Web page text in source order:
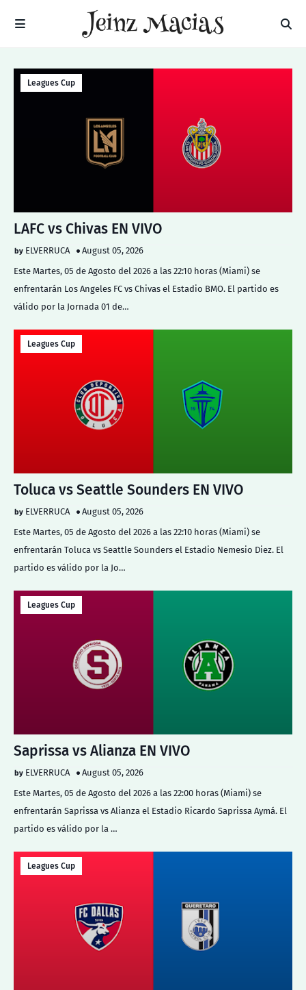
Leagues Cup
LAFC vs Chivas EN VIVO
ELVERRUCA
August 05, 2026
Este Martes, 05 de Agosto del 2026 a las 22:10 horas (Miami) se
enfrentarán Los Angeles FC vs Chivas el Estadio BMO. El partido es
válido por la Jornada 01 de…
Leagues Cup
Toluca vs Seattle Sounders EN VIVO
ELVERRUCA
August 05, 2026
Este Martes, 05 de Agosto del 2026 a las 22:10 horas (Miami) se
enfrentarán Toluca vs Seattle Sounders el Estadio Nemesio Diez. El
partido es válido por la Jo…
Leagues Cup
Saprissa vs Alianza EN VIVO
ELVERRUCA
August 05, 2026
Este Martes, 05 de Agosto del 2026 a las 22:00 horas (Miami) se
enfrentarán Saprissa vs Alianza el Estadio Ricardo Saprissa Aymá. El
partido es válido por la …
Leagues Cup